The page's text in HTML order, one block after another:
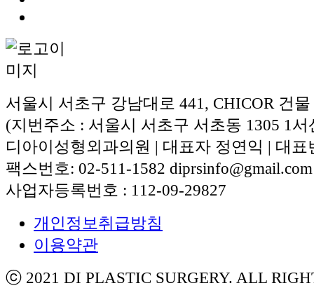
서울시 서초구 강남대로 441, CHICOR 건물
(지번주소 : 서울시 서초구 서초동 1305 1서
디아이성형외과의원 | 대표자 정연익 | 대표
팩스번호: 02-511-1582 diprsinfo@gmail.com
사업자등록번호 : 112-09-29827
개인정보취급방침
이용약관
ⓒ 2021 DI PLASTIC SURGERY. ALL